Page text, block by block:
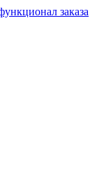
заказа